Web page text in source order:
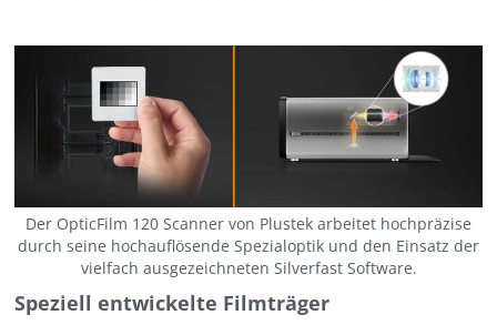
Der OpticFilm 120 Scanner von Plustek arbeitet hochpräzise
durch seine hochauflösende Spezialoptik und den Einsatz der
vielfach ausgezeichneten Silverfast Software.
Speziell entwickelte Filmträger